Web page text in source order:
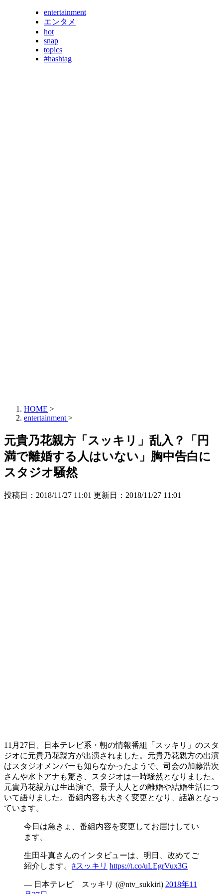
entertainment
エンタメ
hot
snap
topics
#hashtag
HOME >
entertainment >
元貴乃花親方「スッキリ」乱入？「円
満で離婚する人はいない」胸中告白に
スタジオ騒然
投稿日：2018/11/27 11:01 更新日： 2018/11/27 11:01
11月27日、日本テレビ系・朝の情報番組「スッキリ」のスタ
ジオに元貴乃花親方が出演されました。元貴乃花親方の出演
はスタジオメンバーも知らなかったようで、司会の加藤浩次
さんや水卜アナも驚き、スタジオは一時騒然となりました。
元貴乃花親方は生出演で、景子夫人との離婚や結婚生活につ
いて語りました。番組内容も大きく変更となり、話題となっ
ています。
今日は急きょ、番組内容を変更してお届けしてい
ます。
生田斗真さんのインタビューは、明日、改めてご
紹介します。 #スッキリ https://t.co/uLEgrVux3G
— 日本テレビ スッキリ (@ntv_sukkiri) 2018年11